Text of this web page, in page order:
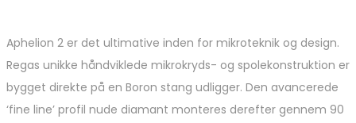
Aphelion 2 er det ultimative inden for mikroteknik og design.
Regas unikke håndviklede mikrokryds- og spolekonstruktion er
bygget direkte på en Boron stang udligger. Den avancerede
‘fine line’ profil nude diamant monteres derefter gennem 90